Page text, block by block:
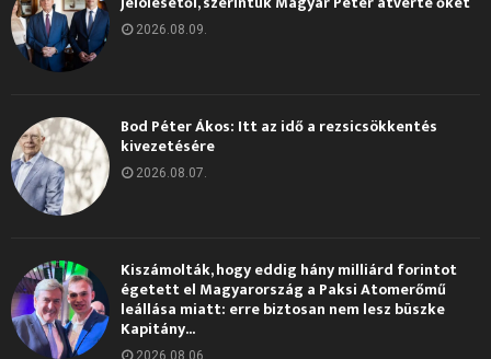
2026.08.09.
Bod Péter Ákos: Itt az idő a rezsicsökkentés
kivezetésére
2026.08.07.
Kiszámolták, hogy eddig hány milliárd forintot
égetett el Magyarország a Paksi Atomerőmű
leállása miatt: erre biztosan nem lesz büszke
Kapitány...
2026.08.06.